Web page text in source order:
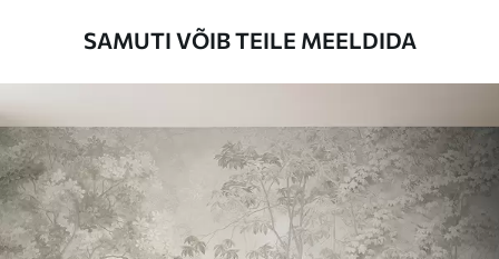
Saadaolevad materjalid
44.9826 .99
Premium
56.6734.00€/m²
SAMUTI VÕIB TEILE MEELDIDA